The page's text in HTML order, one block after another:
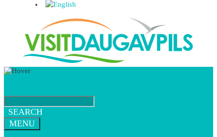
SEARCH
MENU